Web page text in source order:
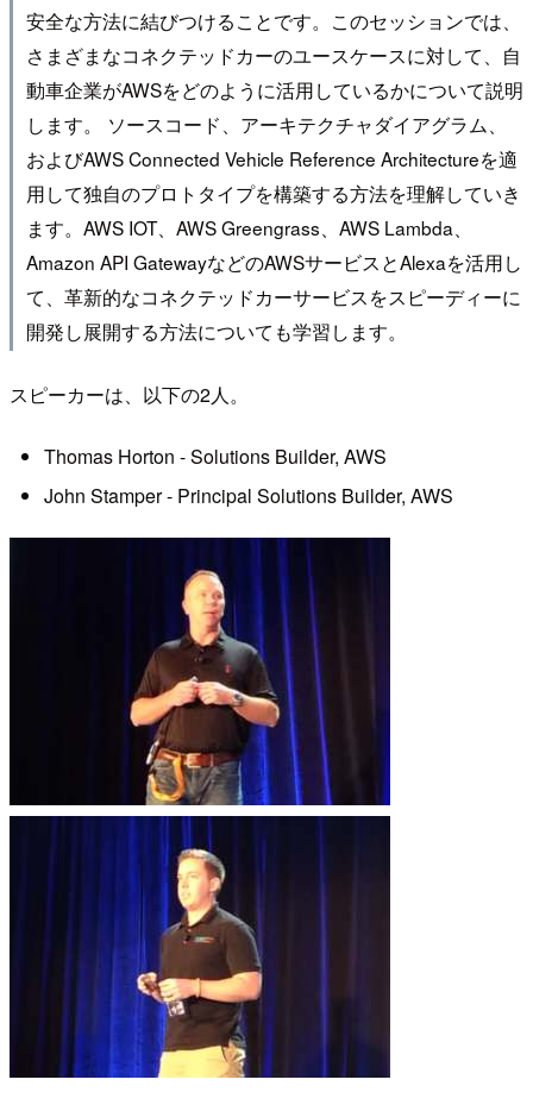
安全な方法に結びつけることです。このセッションでは、
さまざまなコネクテッドカーのユースケースに対して、自
動車企業がAWSをどのように活用しているかについて説明
します。 ソースコード、アーキテクチャダイアグラム、
およびAWS Connected Vehicle Reference Architectureを適
用して独自のプロトタイプを構築する方法を理解していき
ます。AWS IOT、AWS Greengrass、AWS Lambda、
Amazon API GatewayなどのAWSサービスとAlexaを活用し
て、革新的なコネクテッドカーサービスをスピーディーに
開発し展開する方法についても学習します。
スピーカーは、以下の2人。
Thomas Horton - Solutions Builder, AWS
John Stamper - Principal Solutions Builder, AWS